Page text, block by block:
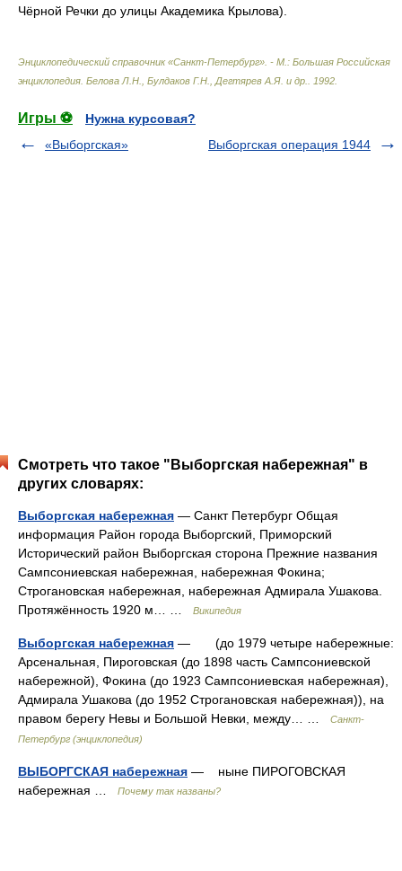
Чёрной Речки до улицы Академика Крылова).
Энциклопедический справочник «Санкт-Петербург». - М.: Большая Российская
энциклопедия Белова Л.Н., Булдаков Г.Н., Дегтярев А.Я. и др. 1992
Игры ⚽
Нужна курсовая?
«Выборгская»
Выборгская операция 1944
Смотреть что такое "Выборгская набережная" в
других словарях:
Выборгская набережная — Санкт Петербург Общая
информация Район города Выборгский, Приморский
Исторический район Выборгская сторона Прежние названия
Сампсониевская набережная, набережная Фокина;
Строгановская набережная, набережная Адмирала Ушакова.
Протяжённость 1920 м… …
Википедия
Выборгская набережная — (до 1979 четыре набережные:
Арсенальная, Пироговская (до 1898 часть Сампсониевской
набережной), Фокина (до 1923 Сампсониевская набережная),
Адмирала Ушакова (до 1952 Строгановская набережная)), на
правом берегу Невы и Большой Невки, между… …
Санкт-
Петербург (энциклопедия)
ВЫБОРГСКАЯ набережная — ныне ПИРОГОВСКАЯ
набережная …
Почему так названы?